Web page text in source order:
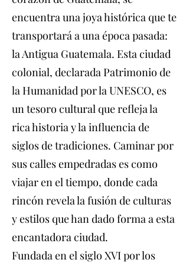
encuentra una joya histórica que te
transportará a una época pasada:
la Antigua Guatemala. Esta ciudad
colonial, declarada Patrimonio de
la Humanidad por la UNESCO, es
un tesoro cultural que refleja la
rica historia y la influencia de
siglos de tradiciones. Caminar por
sus calles empedradas es como
viajar en el tiempo, donde cada
rincón revela la fusión de culturas
y estilos que han dado forma a esta
encantadora ciudad.
Fundada en el siglo XVI por los